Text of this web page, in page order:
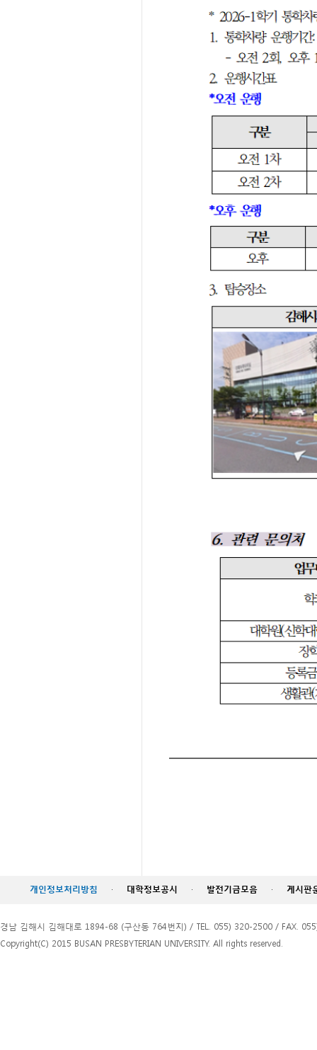
개인정보처리방침 · 대학정보공시 · 발전기금모음 · 게시판
경남 김해시 김해대로 1894-68 (구산동 764번지) / TEL. 055) 320-2500 / FAX.
Copyright(C) 2015 BUSAN PRESBYTERIAN UNIVERSITY. All rights reserved.